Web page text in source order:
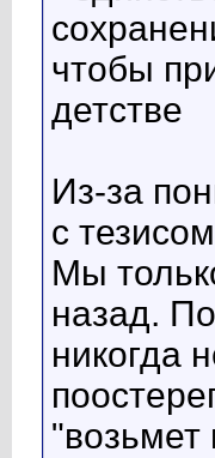
чтобы
детстве
Из-за
с
Мы
назад.
никогда
"возьмет